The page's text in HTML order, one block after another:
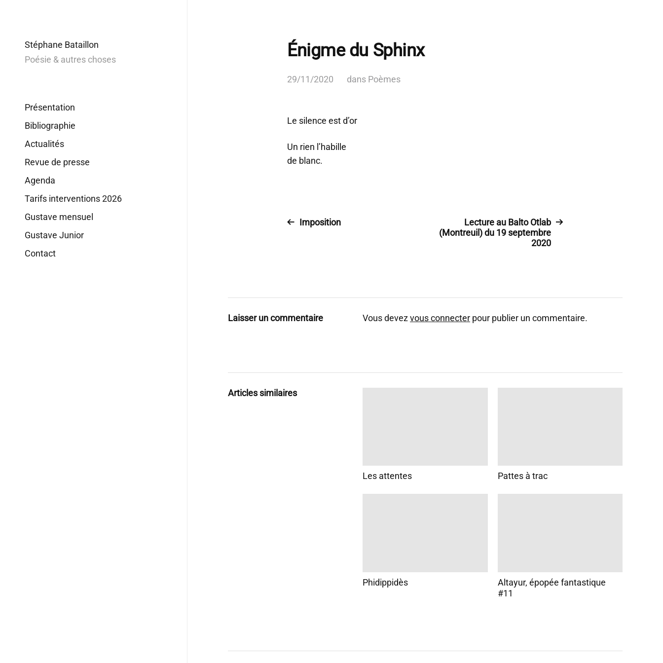
Stéphane Bataillon
Poésie & autres choses
Présentation
Bibliographie
Actualités
Revue de presse
Agenda
Tarifs interventions 2026
Gustave mensuel
Gustave Junior
Contact
Énigme du Sphinx
29/11/2020 dans Poèmes
Le silence est d’or
Un rien l’habille
de blanc.
Imposition
Lecture au Balto Otlab
(Montreuil) du 19 septembre
2020
Laisser un commentaire Vous devezvous connecter pour publier un commentaire.
Articles similaires
Les attentes Pattes à trac
Phidippidès
Altayur, épopée fantastique
#11